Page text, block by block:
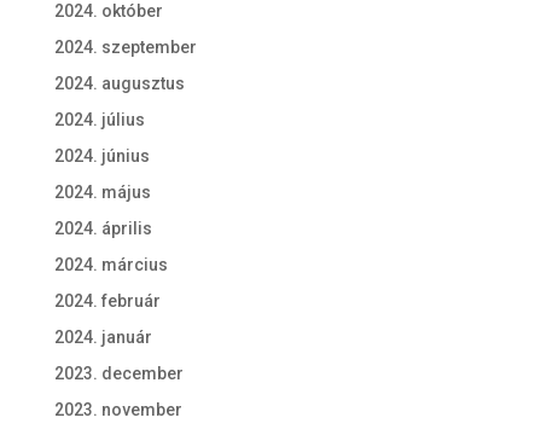
2024. október
2024. szeptember
2024. augusztus
2024. július
2024. június
2024. május
2024. április
2024. március
2024. február
2024. január
2023. december
2023. november